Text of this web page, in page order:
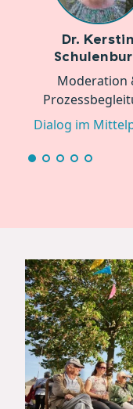
Dr. Kerstin
Moderation
Dialog im